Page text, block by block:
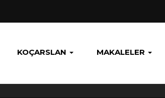
KOÇARSLAN MAKALELER